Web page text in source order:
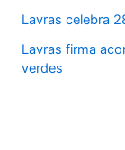
Lavras celebra
Lavras firma
verdes